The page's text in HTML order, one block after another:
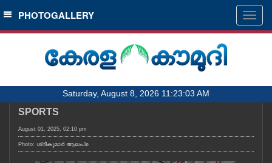
SECTIONS
HOME
NOTIFIED NEWS
KERALA
PHOTOGALLERY
Saturday, August 8, 2026 11:23:03 AM
SPORTS
August 01, 2025, 02:10 pm
Photo: ശ്രീകുമാർ ആലപ്ര